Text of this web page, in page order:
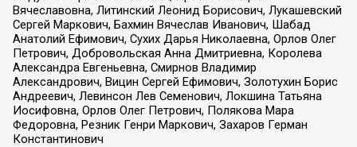
Вячеславовна, Литинский Леонид Борисович, Лукашевский
Сергей Маркович, Бахмин Вячеслав Иванович, Шабад
Анатолий Ефимович, Сухих Дарья Николаевна, Орлов Олег
Петрович, Добровольская Анна Дмитриевна, Королева
Александра Евгеньевна, Смирнов Владимир
Александрович, Вицин Сергей Ефимович, Золотухин Борис
Андреевич, Левинсон Лев Семенович, Локшина Татьяна
Иосифовна, Орлов Олег Петрович, Полякова Мара
Федоровна, Резник Генри Маркович, Захаров Герман
Константинович